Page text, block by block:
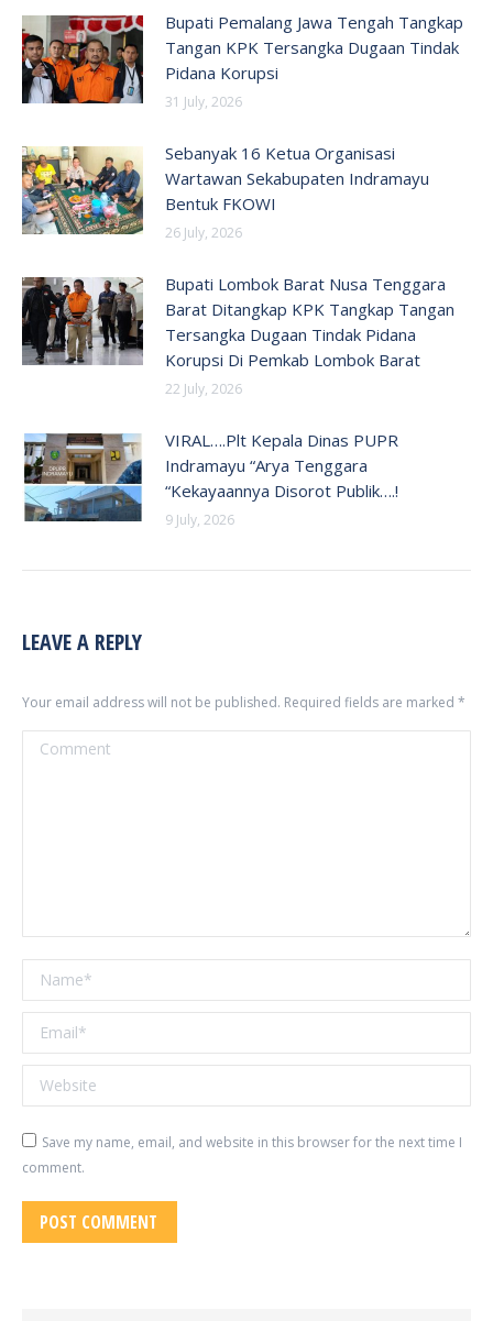
Bupati Pemalang Jawa Tengah Tangkap
Tangan KPK Tersangka Dugaan Tindak
Pidana Korupsi
31 July, 2026
Sebanyak 16 Ketua Organisasi
Wartawan Sekabupaten Indramayu
Bentuk FKOWI
26 July, 2026
Bupati Lombok Barat Nusa Tenggara
Barat Ditangkap KPK Tangkap Tangan
Tersangka Dugaan Tindak Pidana
Korupsi Di Pemkab Lombok Barat
22 July, 2026
VIRAL….Plt Kepala Dinas PUPR
Indramayu “Arya Tenggara
“Kekayaannya Disorot Publik….!
9 July, 2026
LEAVE A REPLY
Your email address will not be published. Required fields are marked *
Comment
Name *
Email *
Website
Save my name, email, and website in this browser for the next time I
comment.
POST COMMENT